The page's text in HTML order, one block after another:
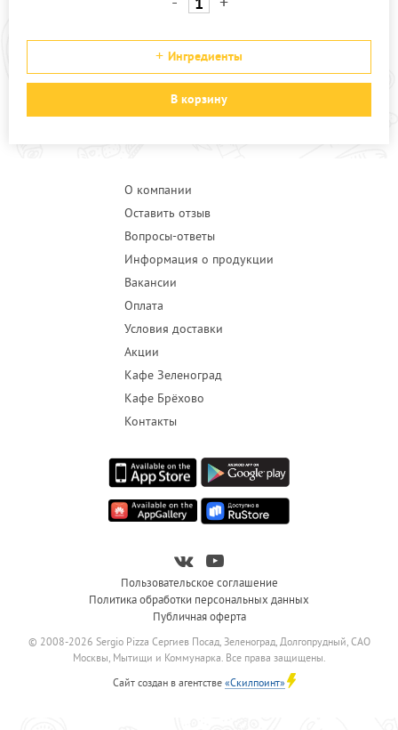
Ингредиенты
В корзину
О компании
Оставить отзыв
Вопросы-ответы
Информация о продукции
Вакансии
Оплата
Условия доставки
Акции
Кафе Зеленоград
Кафе Брёхово
Контакты
Пользовательское соглашение
Политика обработки персональных данных
Публичная оферта
© 2008-2026 Sergio Pizza Сергиев Посад, Зеленоград, Долгопрудный, САО
Москвы, Мытищи и Коммунарка. Все права защищены.
Сайт создан в агентстве «Скилпоинт»